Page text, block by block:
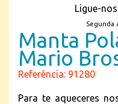
Ligue-
Segunda
Manta
Mario
Referência: 91280
Para te aqueceres